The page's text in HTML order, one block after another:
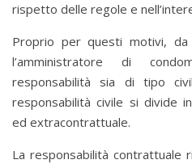
rispetto delle regole e
Proprio per questi motivi,
l’amministratore di
responsabilità sia di tipo
responsabilità civile si divide
ed extracontrattuale.
La responsabilità contrattuale